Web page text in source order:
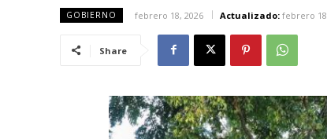
GOBIERNO febrero 18, 2026 Actualizado: febrero
Share